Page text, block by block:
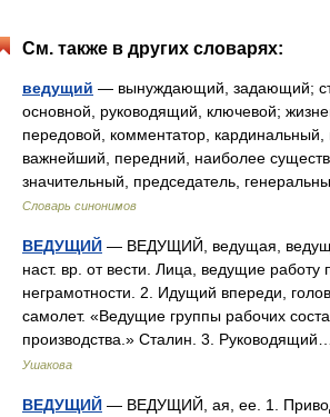
См. также в других словарях:
ведущий — вынуждающий, задающий;
основной, руководящий, ключевой;
передовой, комментатор, кардинальный,
важнейший, передний, наиболее
значительный, председатель,
Словарь синонимов
ВЕДУЩИЙ — ВЕДУЩИЙ, ведущая,
наст. вр. от вести. Лица, ведущие работу
неграмотности. 2. Идущий впереди,
самолет. «Ведущие группы рабочих
производства.» Сталин. 3.
Ушакова
ВЕДУЩИЙ — ВЕДУЩИЙ, ая, ее. 1.